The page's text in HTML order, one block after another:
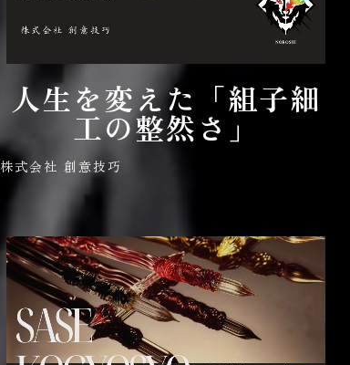
人生を変えた「組子細
工の整然さ」
株式会社 創意技巧